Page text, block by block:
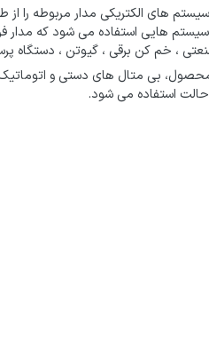
های الکتریکی مدار مربوطه را
سیستم هایی استفاده می شود که
صنعتی ، خم کن برقی ، گیوتن ، دستگاه
محصول، بی متال های دستی و
استفاده می شود.